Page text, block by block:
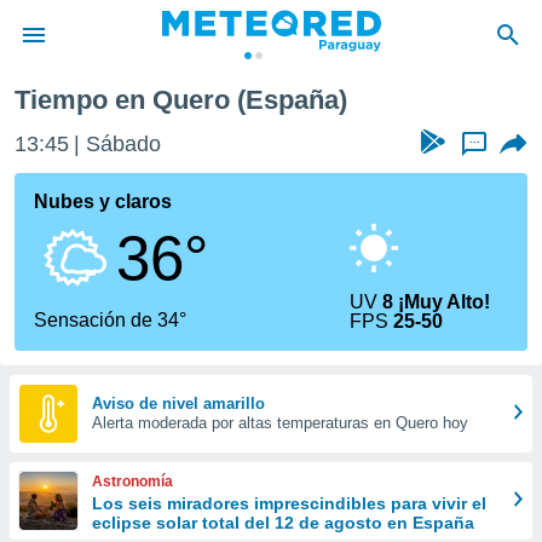
de
ha
calidad.
a este
las
y
forma
digital
basada
Tiempo en Quero (España)
13:45 Sábado ...
Nubes y claros
36°
Sensación de 34°
UV8 ¡Muy Alto!
FPS25-50
Aviso de nivel amarillo
Alerta moderada por altas temperaturas en Quero hoy
Astronomía
Los seis miradores imprescindibles para vivir el
eclipse solar total del 12 de agosto en España